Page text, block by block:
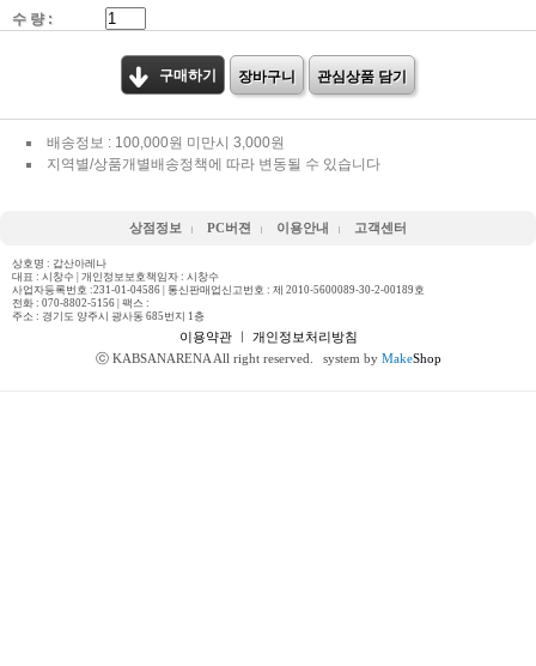
수 량 :
구매하기 장바구니 관심상품 담기
배송정보 : 100,000원 미만시 3,000원
지역별/상품개별배송정책에 따라 변동될 수 있습니다
상점정보 PC버젼 이용안내 고객센터
상호명 : 갑산아레나
대표 : 시창수 | 개인정보보호책임자 : 시창수
사업자등록번호 :231-01-04586 | 통신판매업신고번호 : 제 2010-5600089-30-2-00189호
전화 : 070-8802-5156 | 팩스 :
주소 : 경기도 양주시 광사동 685번지 1층
이용약관ㅣ 개인정보처리방침
ⓒ KABSANARENA All right reserved.
system by MakeShop